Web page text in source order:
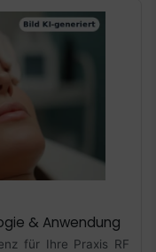
& Anwendung
für Ihre Praxis RF